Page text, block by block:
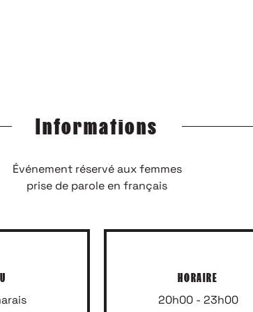
Informations
Événement réservé aux femmes
prise de parole en français
HORAIRE
20h00 - 23h00